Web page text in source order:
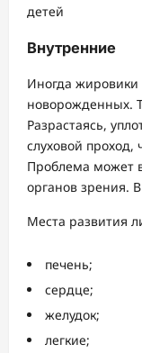
Внутренние
Иногда жировики
новорожденных.
Разрастаясь,
слуховой
Проблема может
органов зрения.
Места развития
печень;
сердце;
желудок;
легкие;